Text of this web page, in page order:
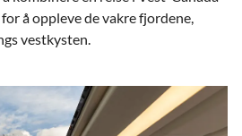
for å oppleve de vakre fjordene,
vestkysten.